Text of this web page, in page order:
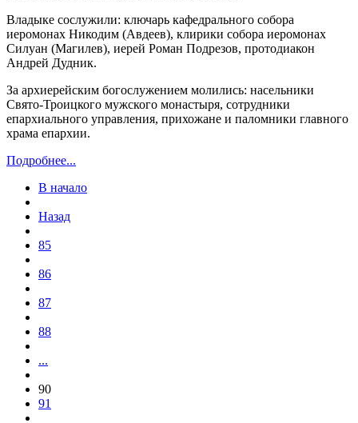
Владыке сослужили: ключарь кафедрального собора
иеромонах Никодим (Авдеев), клирики собора иеромонах
Силуан (Магилев), иерей Роман Подрезов, протодиакон
Андрей Дудник.
За архиерейским богослужением молились: насельники
Свято-Троицкого мужского монастыря, сотрудники
епархиального управления, прихожане и паломники главного
храма епархии.
Подробнее...
В начало
Назад
85
86
87
88
...
90
91